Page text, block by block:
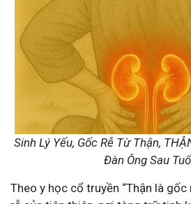
Sinh Lý Yếu, Gốc Rễ Từ Thận,
Đàn Ông Sau
Theo y học cổ truyền “Thận là